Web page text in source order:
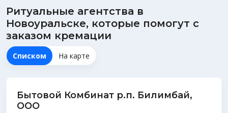
Ритуальные агентства в
Новоуральске, которые помогут с
заказом кремации
Списком На карте
Бытовой Комбинат р.п. Билимбай,
ООО